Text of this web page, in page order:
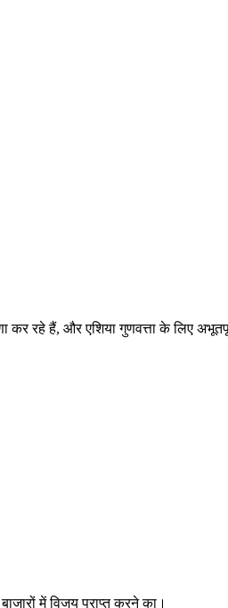
कर रहे हैं, और एशिया गुणवत्ता के लिए
में विजय प्राप्त करने का।